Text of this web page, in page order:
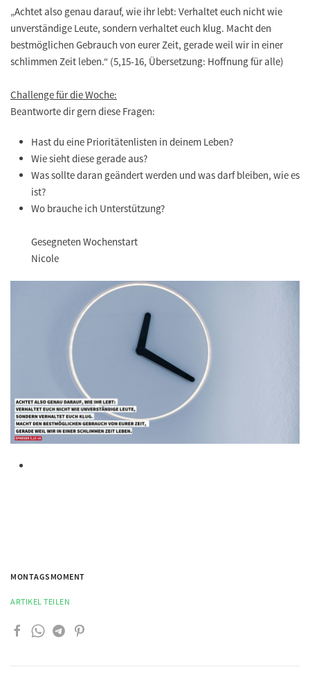
„Achtet also genau darauf, wie ihr lebt: Verhaltet euch nicht wie
unverständige Leute, sondern verhaltet euch klug. Macht den
bestmöglichen Gebrauch von eurer Zeit, gerade weil wir in einer
schlimmen Zeit leben.“ (5,15-16, Übersetzung: Hoffnung für alle)
Challenge für die Woche:
Beantworte dir gern diese Fragen:
Hast du eine Prioritätenlisten in deinem Leben?
Wie sieht diese gerade aus?
Was sollte daran geändert werden und was darf bleiben, wie es
ist?
Wo brauche ich Unterstützung?
Gesegneten Wochenstart
Nicole
MONTAGSMOMENT
ARTIKEL TEILEN